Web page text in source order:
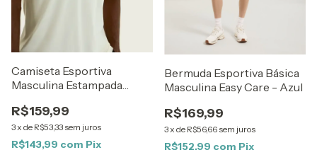
Camiseta Esportiva
Masculina Estampada
R$159,99
3x de R$53,33 sem juros
R$143,99 com Pix
Bermuda Esportiva Básica
Masculina Easy Care - Azul
R$169,99
3 x de R$56,66 sem juros
R$152,99 com Pix